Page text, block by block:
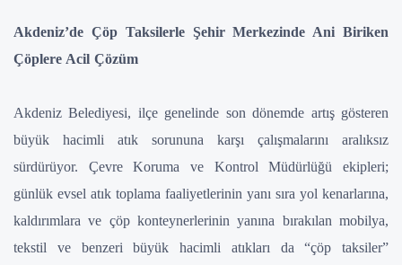
Akdeniz’de Çöp Taksilerle Şehir Merkezinde Ani Biriken
Çöplere Acil Çözüm
Akdeniz Belediyesi, ilçe genelinde son dönemde artış gösteren
büyük hacimli atık sorununa karşı çalışmalarını aralıksız
sürdürüyor. Çevre Koruma ve Kontrol Müdürlüğü ekipleri;
günlük evsel atık toplama faaliyetlerinin yanı sıra yol kenarlarına,
kaldırımlara ve çöp konteynerlerinin yanına bırakılan mobilya,
tekstil ve benzeri büyük hacimli atıkları da “çöp taksiler”